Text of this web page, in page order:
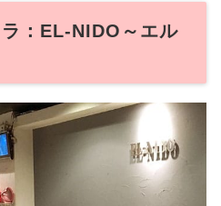
：EL-NIDO～エル